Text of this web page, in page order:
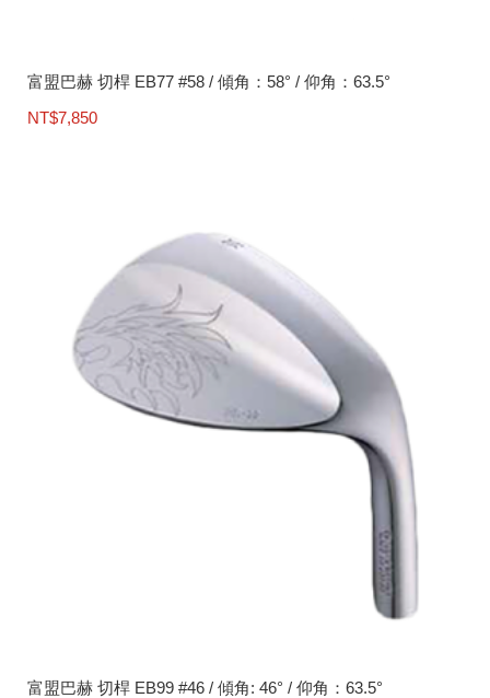
富盟巴赫 切桿 EB77 #58 / 傾角：58° / 仰角：63.5°
NT$7,850
富盟巴赫 切桿 EB99 #46 / 傾角: 46° / 仰角：63.5°